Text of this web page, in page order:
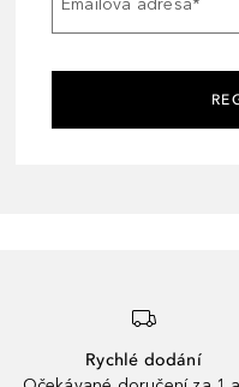
Emailová adresa*
Rychlé dodání